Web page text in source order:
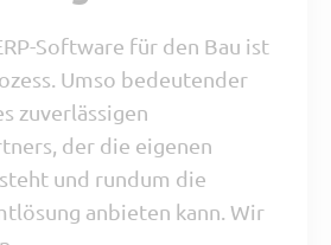
Software für den Bau ist
Umso bedeutender
zuverlässigen
der die eigenen
und rundum die
anbieten kann. Wir